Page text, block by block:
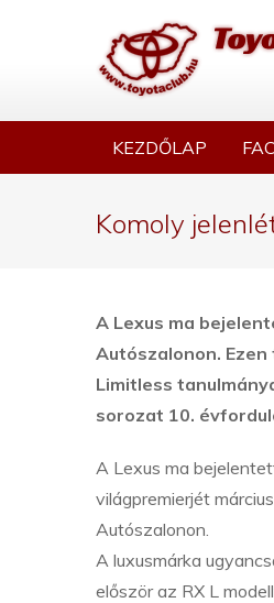
KEZDŐLAP
Komoly
A Lexus ma
Autószalonon.
Limitless
sorozat 10.
A Lexus ma
világpremierjét
Autószalonon.
A luxusmárka
először az RX L